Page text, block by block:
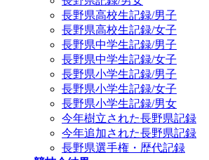
長野県高校生記録/男子
長野県高校生記録/女子
長野県中学生記録/男子
長野県中学生記録/女子
長野県小学生記録/男子
長野県小学生記録/女子
長野県小学生記録/男女
今年樹立された長野県記録
今年追加された長野県記録
長野県選手権・歴代記録